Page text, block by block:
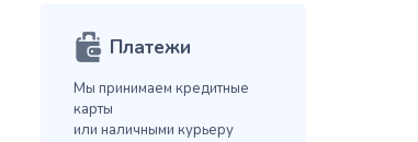
Платежи
Мы принимаем кредитные
карты
или наличными курьеру